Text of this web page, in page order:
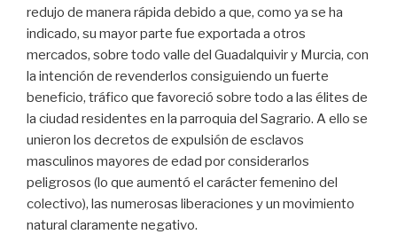
redujo de manera rápida debido a que, como ya se ha
indicado, su mayor parte fue exportada a otros
mercados, sobre todo valle del Guadalquivir y Murcia, con
la intención de revenderlos consiguiendo un fuerte
beneficio, tráfico que favoreció sobre todo a las élites de
la ciudad residentes en la parroquia del Sagrario. A ello se
unieron los decretos de expulsión de esclavos
masculinos mayores de edad por considerarlos
peligrosos (lo que aumentó el carácter femenino del
colectivo), las numerosas liberaciones y un movimiento
natural claramente negativo.